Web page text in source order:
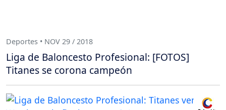
Deportes • NOV 29 / 2018
Liga de Baloncesto Profesional: [FOTOS]
Titanes se corona campeón